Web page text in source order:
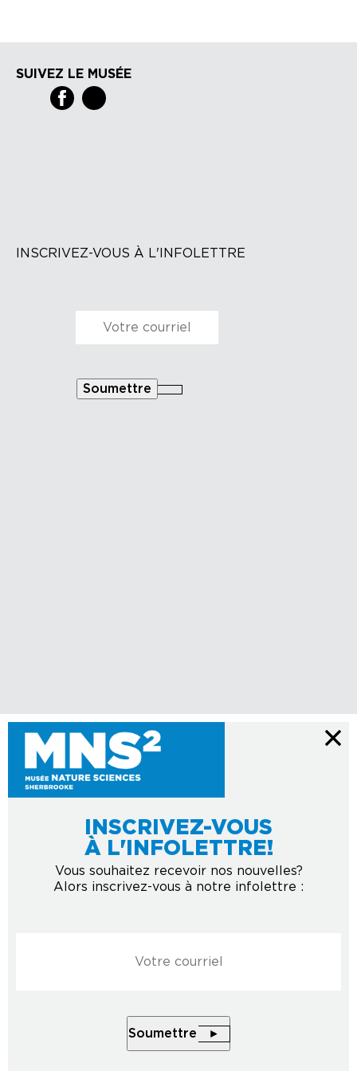
INSCRIVEZ-VOUS
À L'INFOLETTRE!
Vous souhaitez recevoir nos nouvelles?
Alors inscrivez-vous à notre infolettre :
Soumettre
SUIVEZ LE MUSÉE
INSCRIVEZ-VOUS À L'INFOLETTRE
Courriel *
Soumettre